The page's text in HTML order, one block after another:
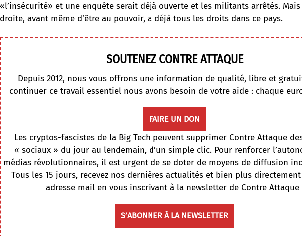
«l’insécurité» et une enquête serait déjà ouverte et les militants arrêtés. Mais
droite, avant même d’être au pouvoir, a déjà tous les droits dans ce pays.
SOUTENEZ CONTRE ATTAQUE
Depuis 2012, nous vous offrons une information de qualité, libre et
continuer ce travail essentiel nous avons besoin de votre aide : chaque
FAIRE UN DON
Les cryptos-fascistes de la Big Tech peuvent supprimer Contre Attaque
« sociaux » du jour au lendemain, d’un simple clic. Pour renforcer
médias révolutionnaires, il est urgent de se doter de moyens de diffusion
Tous les 15 jours, recevez nos dernières actualités et bien plus
adresse mail en vous inscrivant à la newsletter de Contre Attaque
S’ABONNER À LA NEWSLETTER